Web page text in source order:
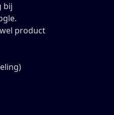
bij
product